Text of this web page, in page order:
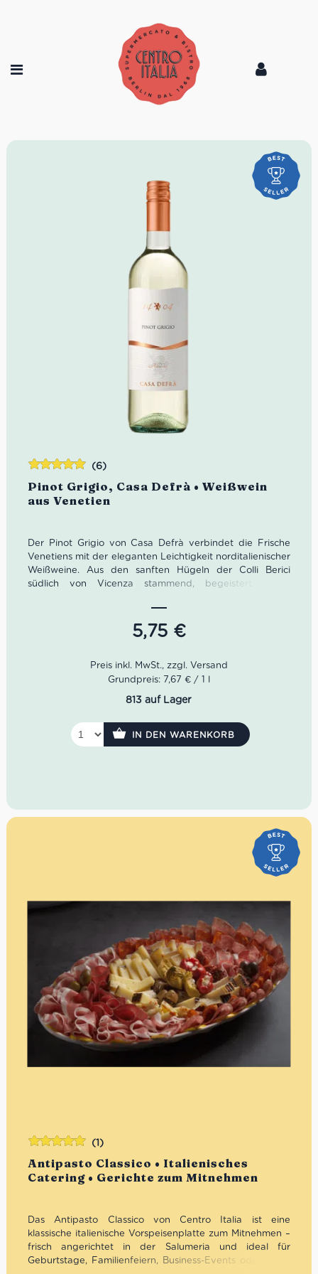
Pinot Grigio, Casa Defrà • Weißwein
aus Venetien
(6)
Der Pinot Grigio von Casa Defrà verbindet die Frische
Venetiens mit der eleganten Leichtigkeit norditalienischer
Weißweine. Aus den sanften Hügeln der Colli Berici
südlich von Vicenza stammend, begeistert dieser
harmonischer Struktur und angenehmer Frische. Ideal zu
Fisch, Pasta, Antipasti und mediterranen
5,75 €
mit5.00 von
5
Grundpreis: 7,67 € / 1 l
813 auf Lager
IN DEN WARENKORB
Antipasto Classico • Italienisches
Catering • Gerichte zum Mitnehmen
(1)
Das Antipasto Classico von Centro Italia ist eine
klassische italienische Vorspeisenplatte zum Mitnehmen –
frisch angerichtet in der Salumeria und ideal für
Geburtstage, Familienfeiern, Business-Events oder einen
mit5.00von
5